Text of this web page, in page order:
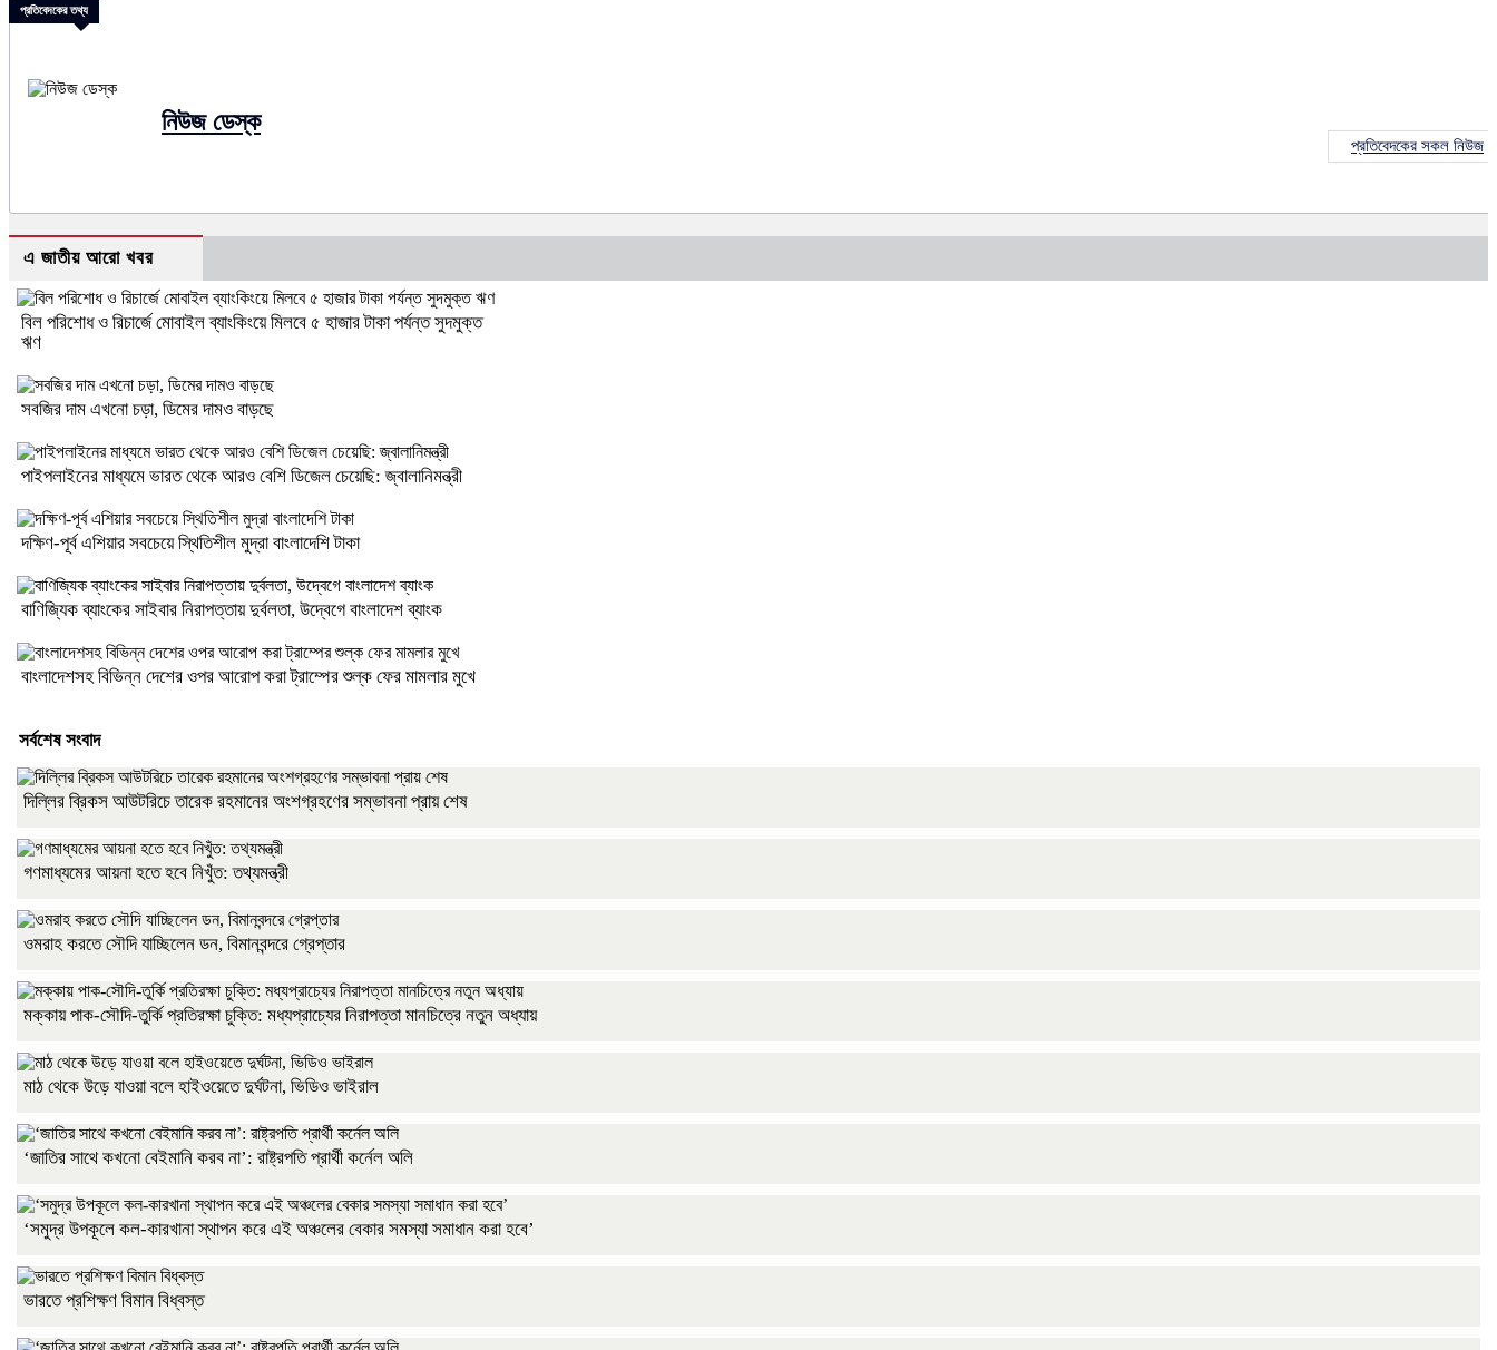
প্রতিবেদকের তথ্য
নিউজ ডেস্ক
প্রতিবেদকের সকল নিউজ
এ জাতীয় আরো খবর
বিল পরিশোধ ও রিচার্জে মোবাইল ব্যাংকিংয়ে মিলবে ৫ হাজার টাকা পর্যন্ত সুদমুক্ত
ঋণ
সবজির দাম এখনো চড়া, ডিমের দামও বাড়ছে
পাইপলাইনের মাধ্যমে ভারত থেকে আরও বেশি ডিজেল চেয়েছি: জ্বালানিমন্ত্রী
দক্ষিণ-পূর্ব এশিয়ার সবচেয়ে স্থিতিশীল মুদ্রা বাংলাদেশি টাকা
বাণিজ্যিক ব্যাংকের সাইবার নিরাপত্তায় দুর্বলতা, উদ্বেগে বাংলাদেশ ব্যাংক
বাংলাদেশসহ বিভিন্ন দেশের ওপর আরোপ করা ট্রাম্পের শুল্ক ফের মামলার মুখে
সর্বশেষ সংবাদ
দিল্লির ব্রিকস আউটরিচে তারেক রহমানের অংশগ্রহণের সম্ভাবনা প্রায় শেষ
গণমাধ্যমের আয়না হতে হবে নিখুঁত: তথ্যমন্ত্রী
ওমরাহ করতে সৌদি যাচ্ছিলেন ডন, বিমানবন্দরে গ্রেপ্তার
মক্কায় পাক-সৌদি-তুর্কি প্রতিরক্ষা চুক্তি: মধ্যপ্রাচ্যের নিরাপত্তা মানচিত্রে নতুন অধ্যায়
মাঠ থেকে উড়ে যাওয়া বলে হাইওয়েতে দুর্ঘটনা, ভিডিও ভাইরাল
‘জাতির সাথে কখনো বেইমানি করব না’: রাষ্ট্রপতি প্রার্থী কর্নেল অলি
‘সমুদ্র উপকূলে কল-কারখানা স্থাপন করে এই অঞ্চলের বেকার সমস্যা সমাধান করা হবে’
ভারতে প্রশিক্ষণ বিমান বিধ্বস্ত